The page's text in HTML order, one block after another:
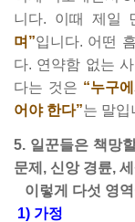
니다. 이때 제일
며”입니다. 어떤
다. 연약함 없는
다는 것은 “누구
어야 한다”는 말입
5. 일꾼들은 책망
문제, 신앙 경륜,
이렇게 다섯 영
1) 가정